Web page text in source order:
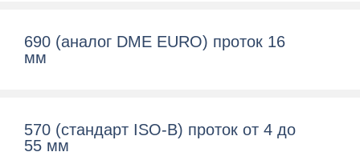
690 (аналог DME EURO) проток 16
мм
570 (cтандарт ISO-B) проток от 4 до
55 мм